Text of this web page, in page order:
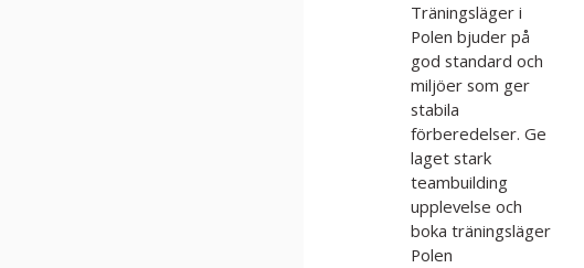
Träningsläger i
Polen bjuder på
god standard och
miljöer som ger
stabila
förberedelser. Ge
laget stark
teambuilding
upplevelse och
boka träningsläger
Polen